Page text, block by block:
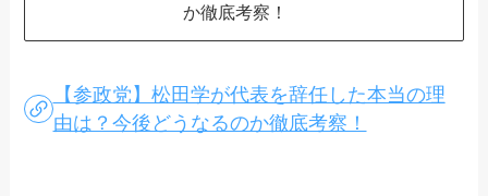
か徹底考察！
【参政党】松田学が代表を辞任した本当の理
由は？今後どうなるのか徹底考察！